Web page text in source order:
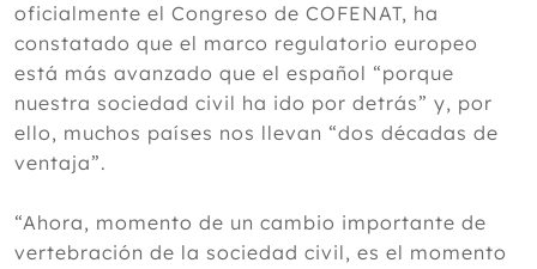
oficialmente el Congreso de COFENAT, ha
constatado que el marco regulatorio europeo
está más avanzado que el español “porque
nuestra sociedad civil ha ido por detrás” y, por
ello, muchos países nos llevan “dos décadas de
ventaja”.
“Ahora, momento de un cambio importante de
vertebración de la sociedad civil, es el momento